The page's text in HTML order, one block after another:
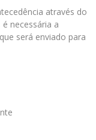
através do
necessária a
será enviado para